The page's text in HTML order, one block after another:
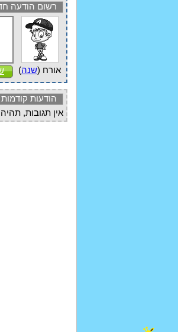
רשום הודעה
אורח (שנה)
הודעות קודמות
אין תגובות,